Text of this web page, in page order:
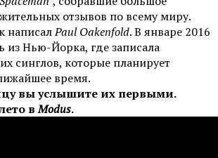
отзывов по всему миру.
написалPaul Oakenfold. В январе 2016
из Нью-Йорка, где записала
синглов, которые планирует
время.
вы услышите их первыми.
вModus.